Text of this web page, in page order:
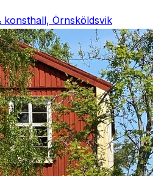
konsthall, Örnsköldsvik